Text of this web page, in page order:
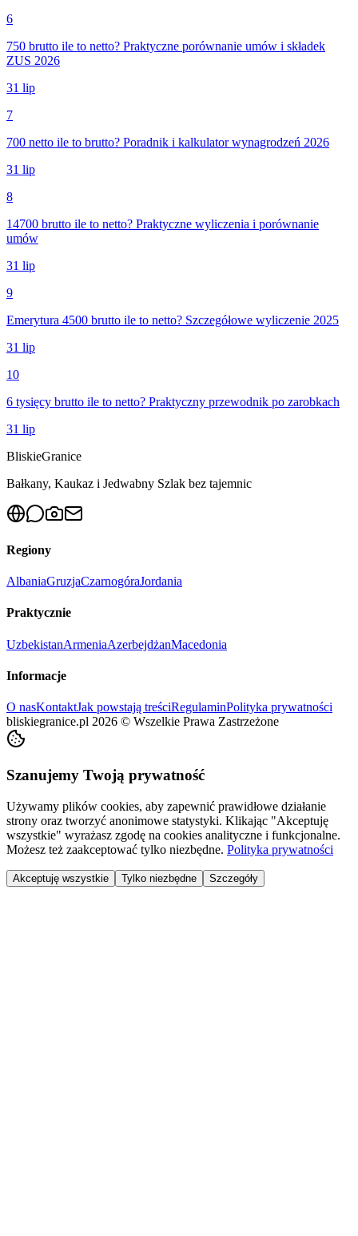
6
750 brutto ile to netto? Praktyczne porównanie umów i składek
ZUS 2026
31 lip
7
700 netto ile to brutto? Poradnik i kalkulator wynagrodzeń 2026
31 lip
8
14700 brutto ile to netto? Praktyczne wyliczenia i porównanie
umów
31 lip
9
Emerytura 4500 brutto ile to netto? Szczegółowe wyliczenie 2025
31 lip
10
6 tysięcy brutto ile to netto? Praktyczny przewodnik po zarobkach
31 lip
BliskieGranice
Bałkany, Kaukaz i Jedwabny Szlak bez tajemnic
Regiony
AlbaniaGruzjaCzarnogóraJordania
Praktycznie
UzbekistanArmeniaAzerbejdżanMacedonia
Informacje
O nasKontaktJak powstają treściRegulaminPolityka prywatności
bliskiegranice.pl 2026 © Wszelkie Prawa Zastrzeżone
Szanujemy Twoją prywatność
Używamy plików cookies, aby zapewnić prawidłowe działanie
strony oraz tworzyć anonimowe statystyki. Klikając "Akceptuję
wszystkie" wyrażasz zgodę na cookies analityczne i funkcjonalne.
Możesz też zaakceptować tylko niezbędne. Polityka prywatności
Akceptuję wszystkie Tylko niezbędne Szczegóły